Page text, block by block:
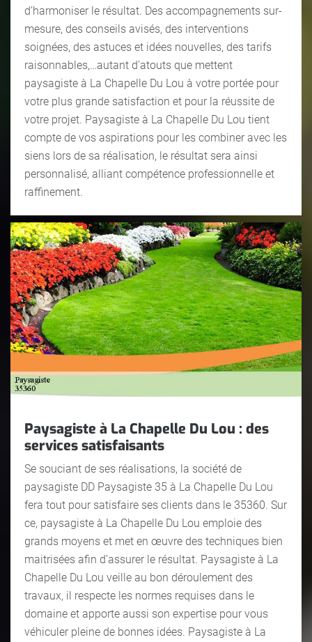
d’harmoniser le résultat. Des accompagnements sur-
mesure, des conseils avisés, des interventions
soignées, des astuces et idées nouvelles, des tarifs
raisonnables,…autant d’atouts que mettent
paysagiste à La Chapelle Du Lou à votre portée pour
votre plus grande satisfaction et pour la réussite de
votre projet. Paysagiste à La Chapelle Du Lou tient
compte de vos aspirations pour les combiner avec les
siens lors de sa réalisation, le résultat sera ainsi
personnalisé, alliant compétence professionnelle et
raffinement.
Paysagiste à La Chapelle Du Lou : des
services satisfaisants
Se souciant de ses réalisations, la société de
paysagiste DD Paysagiste 35 à La Chapelle Du Lou
fera tout pour satisfaire ses clients dans le 35360. Sur
ce, paysagiste à La Chapelle Du Lou emploie des
grands moyens et met en œuvre des techniques bien
maitrisées afin d’assurer le résultat. Paysagiste à La
Chapelle Du Lou veille au bon déroulement des
travaux, il respecte les normes requises dans le
domaine et apporte aussi son expertise pour vous
véhiculer pleine de bonnes idées. Paysagiste à La